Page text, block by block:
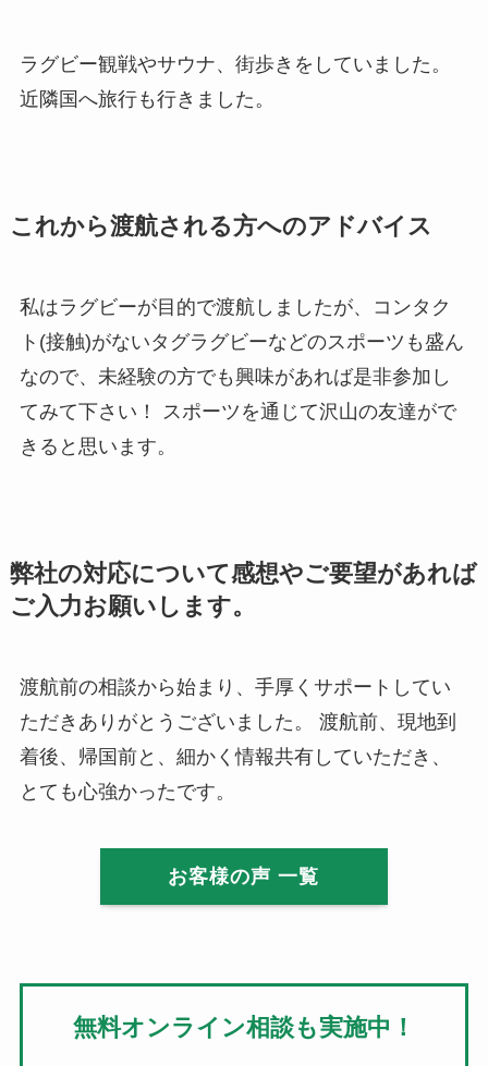
ラグビー観戦やサウナ、街歩きをしていました。
近隣国へ旅行も行きました。
これから渡航される方へのアドバイス
私はラグビーが目的で渡航しましたが、コンタク
ト(接触)がないタグラグビーなどのスポーツも盛ん
なので、未経験の方でも興味があれば是非参加し
てみて下さい！ スポーツを通じて沢山の友達がで
きると思います。
弊社の対応について感想やご要望があれば
ご入力お願いします。
渡航前の相談から始まり、手厚くサポートしてい
ただきありがとうございました。 渡航前、現地到
着後、帰国前と、細かく情報共有していただき、
とても心強かったです。
お客様の声 一覧
無料オンライン相談も実施中！